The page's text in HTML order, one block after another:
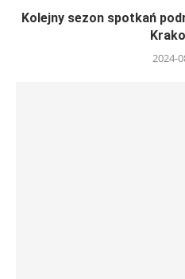
Kolejny sezon spotkań
2024-